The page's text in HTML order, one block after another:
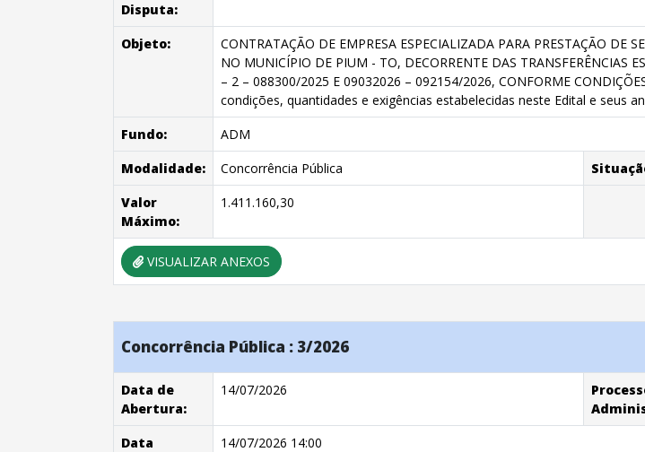
Disputa:
Objeto:
CONTRATAÇÃO DE EMPRESA ESPECIALIZADA PARA PRESTAÇÃO DE
NO MUNICÍPIO DE PIUM - TO, DECORRENTE DAS TRANSFERÊNCIAS
– 2 – 088300/2025 E 09032026 – 092154/2026, CONFORME
condições, quantidades e exigências estabelecidas neste Edital e seus
Fundo:
ADM
Modalidade:
Concorrência Pública
Valor
Máximo:
1.411.160,30
VISUALIZAR ANEXOS
Concorrência Pública : 3/2026
Data de
Abertura:
14/07/2026
Data
14/07/2026 14:00